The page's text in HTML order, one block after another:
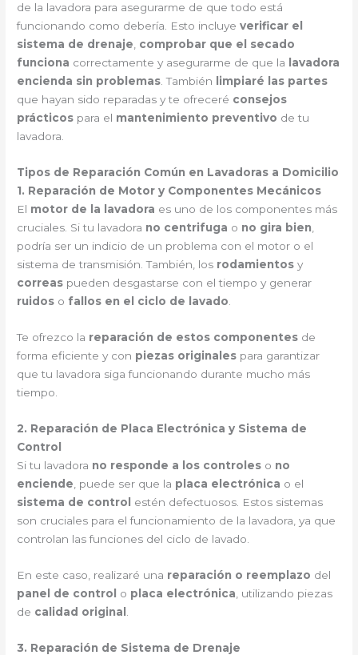
de la lavadora para asegurarme de que todo está
funcionando como debería. Esto incluyeverificar el
sistema de drenaje comprobar que el secado
funciona correctamente y asegurarme de que la
lavadora
encienda sin problemas . También
limpiaré las partes
que hayan sido reparadas y te ofreceré consejos
prácticos para el mantenimiento preventivo de tu
lavadora.
Tipos de Reparación Común en Lavadoras a Domicilio
1. Reparación de Motor y Componentes Mecánicos
El motor de la lavadora es uno de los componentes más
cruciales. Si tu lavadora no centrifuga o no gira bien
podría ser un indicio de un problema con el motor o el
sistema de transmisión. También, los rodamientos y
correas pueden desgastarse con el tiempo y generar
ruidos o fallos en el ciclo de lavado
Te ofrezco la reparación de estos componentes de
forma eficiente y con piezas originales para garantizar
que tu lavadora siga funcionando durante mucho más
tiempo.
2. Reparación de Placa Electrónica y Sistema de
Control
Si tu lavadora no responde a los controles o no
enciende , puede ser que la placa electrónica o el
sistema de control
estén defectuosos. Estos sistemas
son cruciales para el funcionamiento de la lavadora, ya que
controlan las funciones del ciclo de lavado.
En este caso, realizaré una reparación o reemplazo del
panel de control
o placa electrónica , utilizando piezas
de calidad original
3. Reparación de Sistema de Drenaje